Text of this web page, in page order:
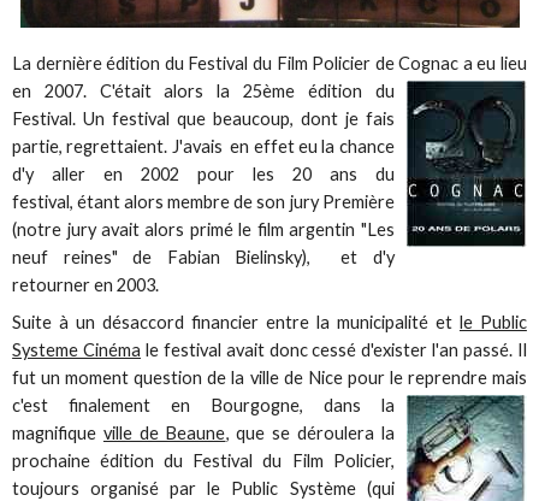
La dernière édition du Festival du Film Policier de Cognac a eu lieu
en 2007. C'était alors la 25ème édition du
Festival. Un festival que beaucoup, dont je fais
partie, regrettaient. J'avais en effet eu la chance
d'y aller en 2002 pour les 20 ans du
festival, étant alors membre de son jury Première
(notre jury avait alors primé le film argentin "Les
neuf reines" de Fabian Bielinsky), et d'y
retourner en 2003.
Suite à un désaccord financier entre la municipalité et le Public
Systeme Cinéma le festival avait donc cessé d'exister l'an passé. Il
fut un moment question de la ville de Nice pour le reprendre mais
c'est finalement en Bourgogne, dans la
magnifique ville de Beaune, que se déroulera la
prochaine édition du Festival du Film Policier,
toujours organisé par le Public Système (qui